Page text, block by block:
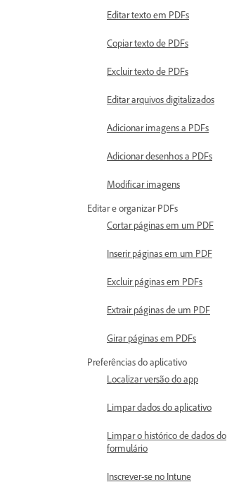
Editar texto em PDFs
Copiar texto de PDFs
Excluir texto de PDFs
Editar arquivos digitalizados
Adicionar imagens a PDFs
Adicionar desenhos a PDFs
Modificar imagens
Editar e organizar PDFs
Cortar páginas em um PDF
Inserir páginas em um PDF
Excluir páginas em PDFs
Extrair páginas de um PDF
Girar páginas em PDFs
Preferências do aplicativo
Localizar versão do app
Limpar dados do aplicativo
Limpar o histórico de dados do
formulário
Inscrever-se no Intune